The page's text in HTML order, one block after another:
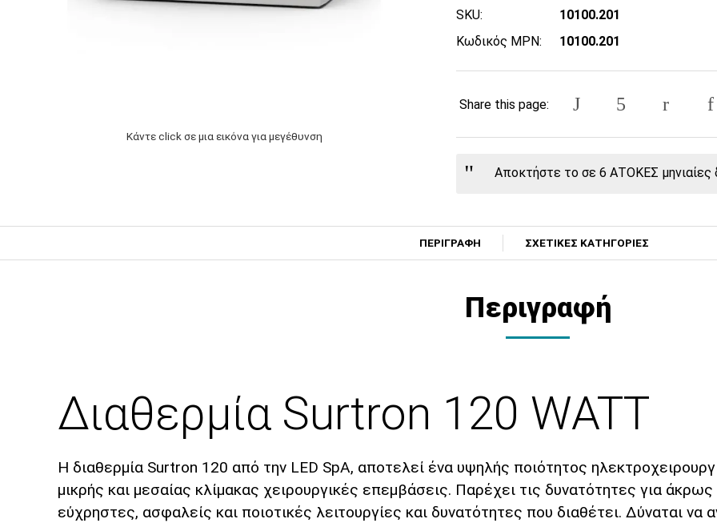
Κάντε click σε μια εικόνα για μεγέθυνση
SKU:
10100.201
Κωδικός MPN:
10100.201
Share this page:
Αποκτήστε το σε 6 ΑΤΟΚΕΣ
ΠΕΡΙΓΡΑΦΗ ΣΧΕΤΙΚΕΣ ΚΑΤΗΓΟΡΙΕΣ
Περιγραφή
Διαθερμία Surtron 120 WATT
Η διαθερμία Surtron 120 από την LED SpA, αποτελεί ένα υψηλής ποιότητος
μικρής και μεσαίας κλίμακας χειρουργικές επεμβάσεις. Παρέχει τις δυνατότητες για
εύχρηστες, ασφαλείς και ποιοτικές λειτουργίες και δυνατότητες που διαθέτει. Δύναται να